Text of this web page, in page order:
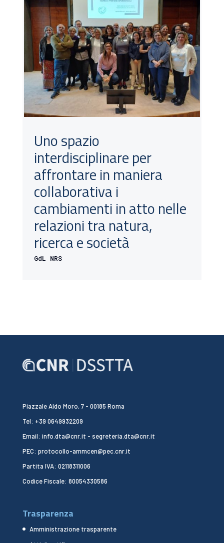
Uno spazio
interdisciplinare per
affrontare in maniera
collaborativa i
cambiamenti in atto nelle
relazioni tra natura,
ricerca e società
GdL NRS
Piazzale Aldo Moro, 7 - 00185 Roma
Tel: +39 0649932209
Email: info.dta@cnr.it - segreteria.dta@cnr.it
PEC: protocollo-ammcen@pec.cnr.it
Partita IVA: 02118311006
Codice Fiscale: 80054330586
Trasparenza
Amministrazione trasparente